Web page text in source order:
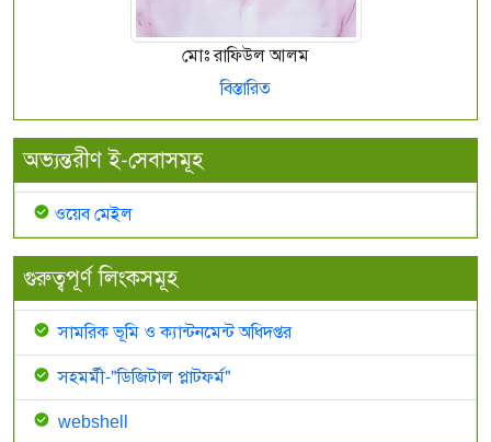
মোঃ রাফিউল আলম
বিস্তারিত
অভ্যন্তরীণ ই-সেবাসমূহ
ওয়েব মেইল
গুরুত্বপূর্ণ লিংকসমূহ
সামরিক ভূমি ও ক্যান্টনমেন্ট অধিদপ্তর
সহমর্মী-"ডিজিটাল প্লাটফর্ম"
webshell